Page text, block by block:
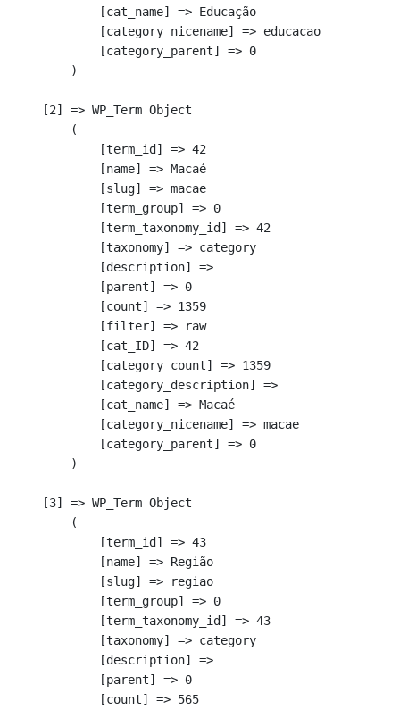
            [cat_name] => Educação
            [category_nicename] => educacao
            [category_parent] => 0
        )
    [2] => WP_Term Object
        (
            [term_id] => 42
            [name] => Macaé
            [slug] => macae
            [term_group] => 0
            [term_taxonomy_id] => 42
            [taxonomy] => category
            [description] =>
            [parent] => 0
            [count] => 1359
            [filter] => raw
            [cat_ID] => 42
            [category_count] => 1359
            [category_description] =>
            [cat_name] => Macaé
            [category_nicename] => macae
            [category_parent] => 0
        )
    [3] => WP_Term Object
        (
            [term_id] => 43
            [name] => Região
            [slug] => regiao
            [term_group] => 0
            [term_taxonomy_id] => 43
            [taxonomy] => category
            [description] =>
            [parent] => 0
            [count] => 565